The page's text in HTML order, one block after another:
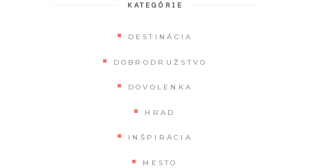
KATEGÓRIE
DESTINÁCIA
DOBRODRUŽSTVO
DOVOLENKA
HRAD
INŠPIRÁCIA
MESTO